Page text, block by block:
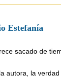
Estefanía
sacado de
autora, la